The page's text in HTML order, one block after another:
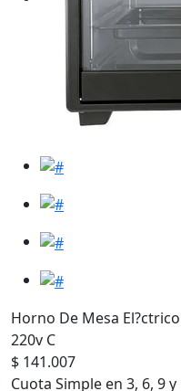
Horno De Mesa
220v C
$ 141.007
Cuota Simple en 3, 6, 9